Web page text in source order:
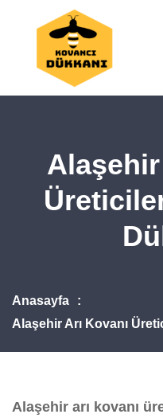
Alaşehir
Anasayfa
Alaşehir Arı Kovanı
Alaşehir arı kovanı